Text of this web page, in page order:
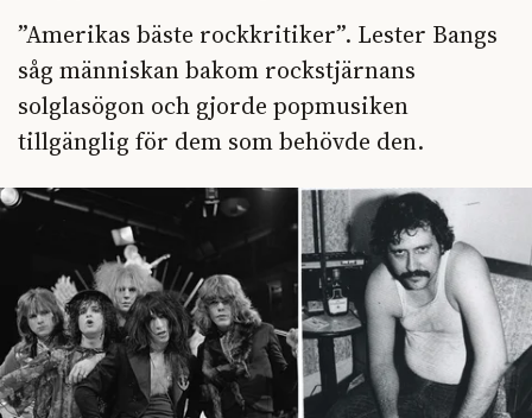
”Amerikas bäste rockkritiker”. Lester Bangs
såg människan bakom rockstjärnans
solglasögon och gjorde popmusiken
tillgänglig för dem som behövde den.